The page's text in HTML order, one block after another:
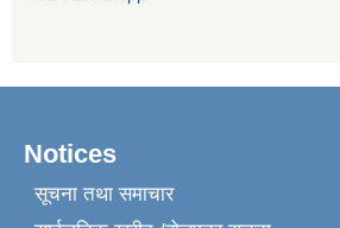
Notices
सूचना तथा समाचार